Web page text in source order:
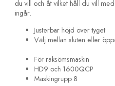
du vill och åt vilket håll du vill
ingår.
Justerbar höjd över tyget
Välj mellan sluten eller
För raksömsmaskin
HD9 och 1600QCP
Maskingrupp 8